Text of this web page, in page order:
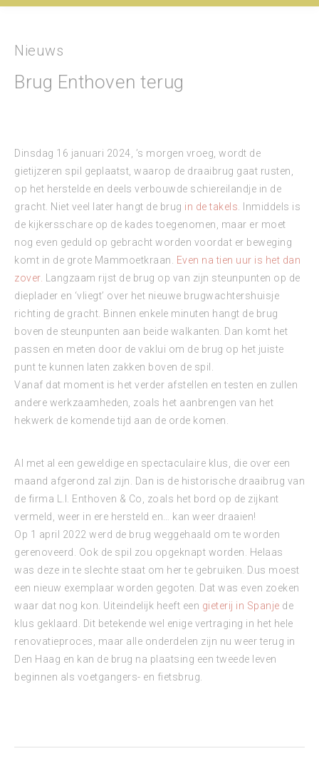
Nieuws
Brug Enthoven terug
Dinsdag 16 januari 2024, ’s morgen vroeg, wordt de
gietijzeren spil geplaatst, waarop de draaibrug gaat rusten,
op het herstelde en deels verbouwde schiereilandje in de
gracht. Niet veel later hangt de brug in de takels . Inmiddels is
de kijkersschare op de kades toegenomen, maar er moet
nog even geduld op gebracht worden voordat er beweging
komt in de grote Mammoetkraan. Even na tien uur is het dan
zover.
Langzaam rijst de brug op van zijn steunpunten op de
dieplader en ‘vliegt’ over het nieuwe brugwachtershuisje
richting de gracht. Binnen enkele minuten hangt de brug
boven de steunpunten aan beide walkanten. Dan komt het
passen en meten door de vaklui om de brug op het juiste
punt te kunnen laten zakken boven de spil.
Vanaf dat moment is het verder afstellen en testen en zullen
andere werkzaamheden, zoals het aanbrengen van het
hekwerk de komende tijd aan de orde komen.
Al met al een geweldige en spectaculaire klus, die over een
maand afgerond zal zijn. Dan is de historische draaibrug van
de firma L.I. Enthoven & Co, zoals het bord op de zijkant
vermeld, weer in ere hersteld en… kan weer draaien!
Op 1 april 2022 werd de brug weggehaald om te worden
gerenoveerd. Ook de spil zou opgeknapt worden. Helaas
was deze in te slechte staat om her te gebruiken. Dus moest
een nieuw exemplaar worden gegoten. Dat was even zoeken
waar dat nog kon. Uiteindelijk heeft een gieterij in Spanje de
klus geklaard. Dit betekende wel enige vertraging in het hele
renovatieproces, maar alle onderdelen zijn nu weer terug in
Den Haag en kan de brug na plaatsing een tweede leven
beginnen als voetgangers- en fietsbrug.